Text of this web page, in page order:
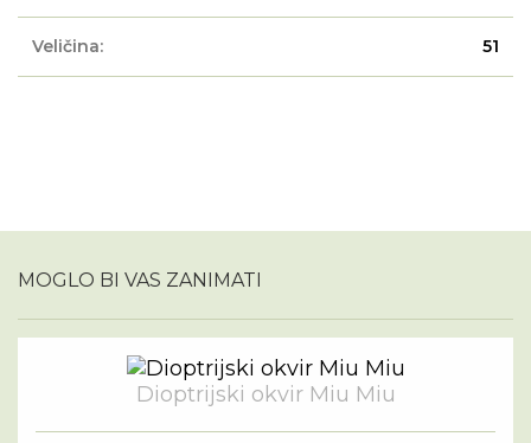
Veličina: 51
MOGLO BI VAS ZANIMATI
Dioptrijski okvir Miu Miu